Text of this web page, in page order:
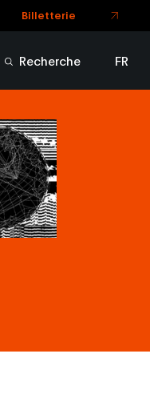
Recherche
FR